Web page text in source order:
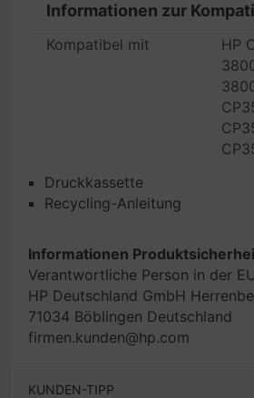
Informationen zur
Kompatibel mit
HP
Druckkassette
Recycling-Anleitung
Informationen
Verantwortliche Person in der
HP Deutschland GmbH
71034 Böblingen Deutschland
firmen.kunden@hp.com
KUNDEN-TIPP